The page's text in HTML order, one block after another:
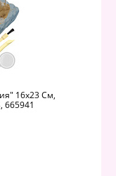
16х23 См,
665941